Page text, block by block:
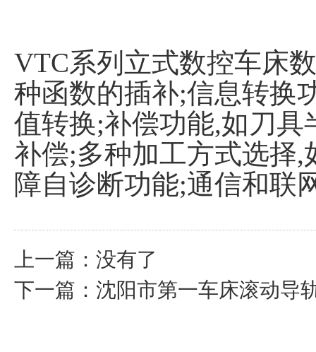
VTC系列立式数控车床
种函数的插补;信息转换
值转换;补偿功能,如刀
补偿;多种加工方式选择
障自诊断功能;通信和联
上一篇：没有了
下一篇： 沈阳市第一车床滚动导